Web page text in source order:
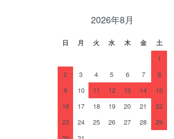
2026年8月
日 月 火 水 木 金
土
1
2
3 4 5 6 7
8
9
10 11 12 13 14
15
16
17 18 19 20 21
22
23
24 25 26 27 28
29